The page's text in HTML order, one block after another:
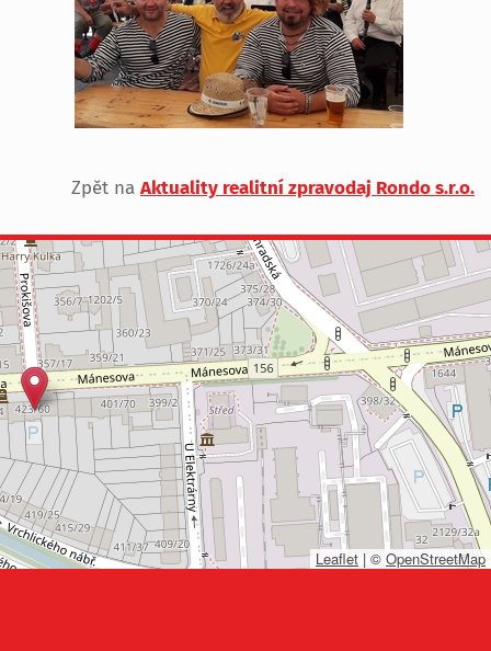
Zpět na Aktuality realitní zpravodaj Rondo s.r.o.
Leaflet | © OpenStreetMap